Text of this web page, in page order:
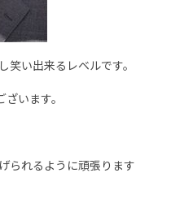
笑い出来るレベルです。
います。
られるように頑張ります